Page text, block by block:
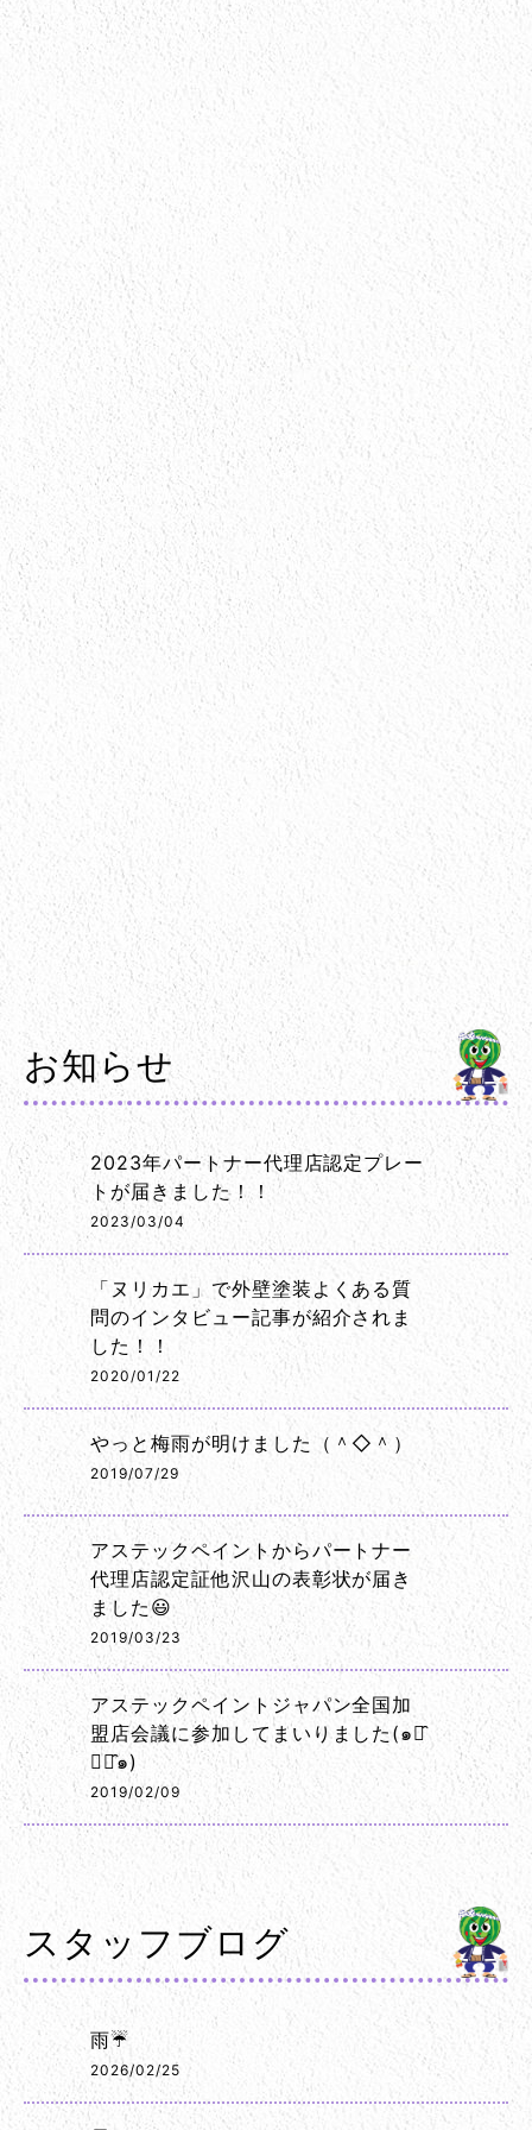
お知らせ
2023年パートナー代理店認定プレー
トが届きました！！
2023/03/04
「ヌリカエ」で外壁塗装よくある質
問のインタビュー記事が紹介されま
した！！
2020/01/22
やっと梅雨が明けました（＾◇＾）
2019/07/29
アステックペイントからパートナー
代理店認定証他沢山の表彰状が届き
ました😃
2019/03/23
アステックペイントジャパン全国加
盟店会議に参加してまいりました(๑･̑
◡･̑๑)
2019/02/09
スタッフブログ
雨☔
2026/02/25